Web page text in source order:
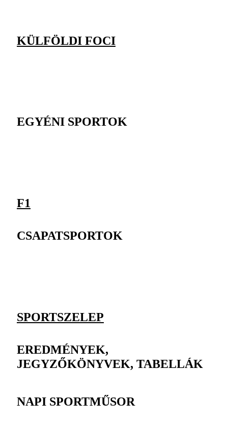
KÜLFÖLDI FOCI
EGYÉNI SPORTOK
F1
CSAPATSPORTOK
SPORTSZELEP
EREDMÉNYEK,
JEGYZŐKÖNYVEK, TABELLÁK
NAPI SPORTMŰSOR